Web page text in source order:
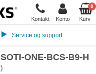
Kontakt Konto
0
Kurv
Service og support
ONE-BCS-B9-H